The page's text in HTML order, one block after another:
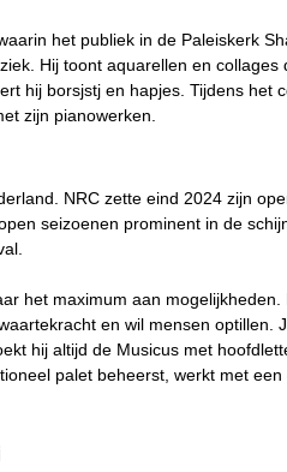
waarin het publiek in de Paleiskerk
Hij toont aquarellen en collages
hij borsjstj en hapjes. Tijdens het
zijn pianowerken.
NRC zette eind 2024 zijn
seizoenen prominent in de
het maximum aan mogelijkheden.
en wil mensen optillen.
hij altijd de Musicus met
palet beheerst, werkt met